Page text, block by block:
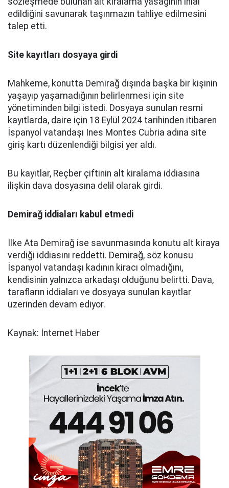
edildiğini savunarak taşınmazın tahliye edilmesini
talep etti.
Site kayıtları dosyaya girdi
Mahkeme, konutta Demirağ dışında başka bir kişinin
yaşayıp yaşamadığının belirlenmesi için site
yönetiminden bilgi istedi. Dosyaya sunulan resmi
kayıtlarda, daire için 18 Eylül 2024 tarihinden itibaren
İspanyol vatandaşı Ines Montes Cubria adına site
giriş kartı düzenlendiği bilgisi yer aldı.
Bu kayıtlar, Reçber çiftinin alt kiralama iddiasına
ilişkin dava dosyasına delil olarak girdi.
Demirağ iddiaları kabul etmedi
İlke Ata Demirağ ise savunmasında konutu alt kiraya
verdiği iddiasını reddetti. Demirağ, söz konusu
İspanyol vatandaşı kadının kiracı olmadığını,
kendisinin yalnızca arkadaşı olduğunu belirtti. Dava,
tarafların iddiaları ve dosyaya sunulan kayıtlar
üzerinden devam ediyor.
Kaynak: İnternet Haber